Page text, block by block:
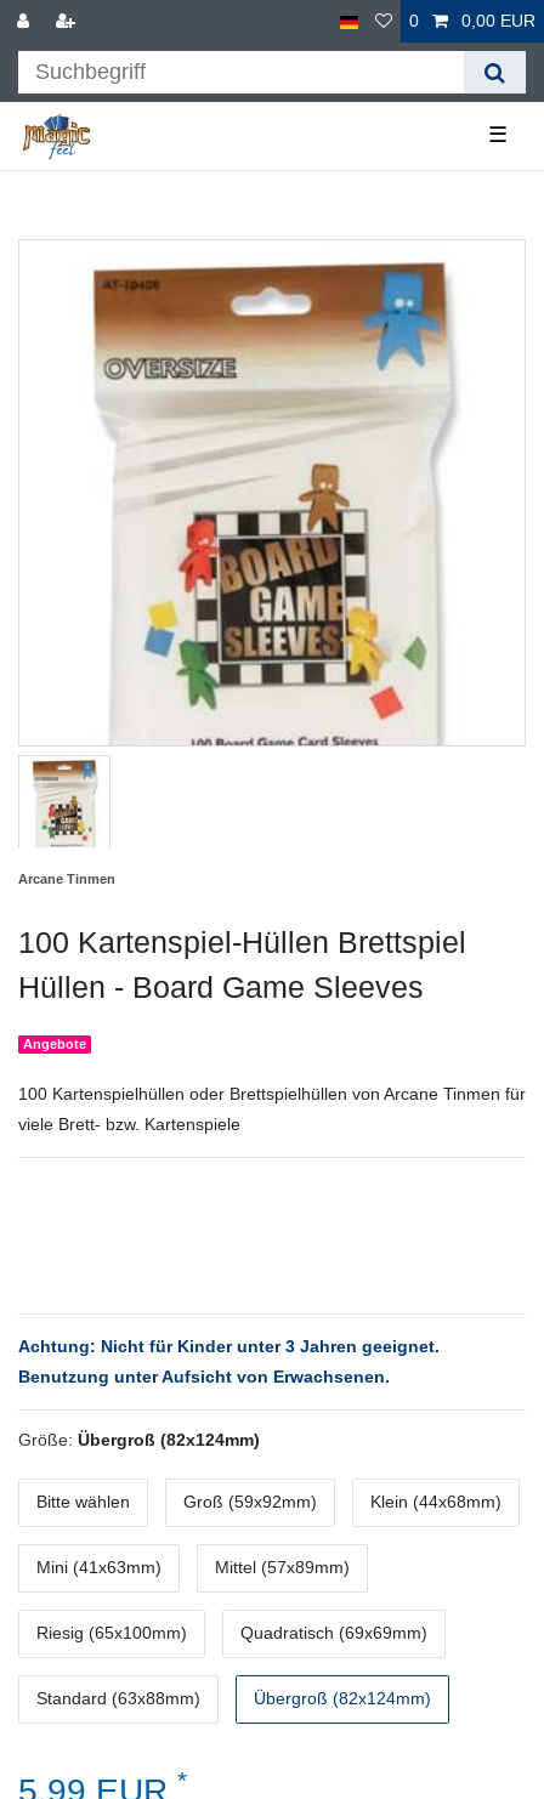
0 0,00 EUR
☰
Arcane Tinmen
100 Kartenspiel-Hüllen Brettspiel
Hüllen - Board Game Sleeves
Angebote
100 Kartenspielhüllen oder Brettspielhüllen von Arcane Tinmen für
viele Brett- bzw. Kartenspiele
Achtung: Nicht für Kinder unter 3 Jahren geeignet.
Benutzung unter Aufsicht von Erwachsenen.
Größe: Übergroß (82x124mm)
Bitte wählen Groß (59x92mm) Klein (44x68mm)
Mini (41x63mm) Mittel (57x89mm)
Riesig (65x100mm) Quadratisch (69x69mm)
Standard (63x88mm) Übergroß (82x124mm)
5,99 EUR *